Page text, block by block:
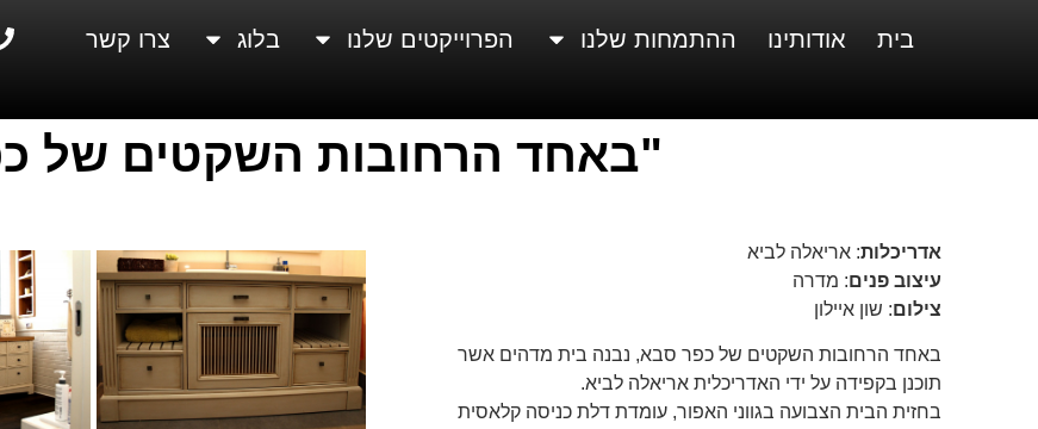
בית אודותינו ההתמחות שלנו הפרוייקטים שלנו בלוג צרו קשר
"באחד הרחובות השקטים של
אדריכלות: אריאלה לביא
עיצוב פנים: מדרה
צילום: שון איילון
באחד הרחובות השקטים של כפר סבא, נבנה בית מדהים אשר
תוכנן בקפידה על ידי האדריכלית אריאלה לביא.
בחזית הבית הצבועה בגווני האפור, עומדת דלת כניסה קלאסית